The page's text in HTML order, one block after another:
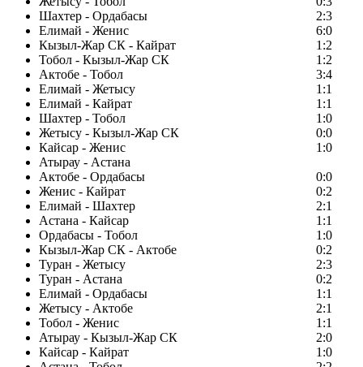
Шахтер - Ордабасы
2:3
Елимай - Женис
6:0
Кызыл-Жар СК - Кайрат
1:2
Тобол - Кызыл-Жар СК
1:2
Актобе - Тобол
3:4
Елимай - Жетысу
1:1
Елимай - Кайрат
1:1
Шахтер - Тобол
1:0
Жетысу - Кызыл-Жар СК
0:0
Кайсар - Женис
1:0
Атырау - Астана
Актобе - Ордабасы
0:0
Женис - Кайрат
0:2
Елимай - Шахтер
2:1
Астана - Кайсар
1:1
Ордабасы - Тобол
1:0
Кызыл-Жар СК - Актобе
0:2
Туран - Жетысу
2:3
Туран - Астана
0:2
Елимай - Ордабасы
1:1
Жетысу - Актобе
2:1
Тобол - Женис
1:1
Атырау - Кызыл-Жар СК
2:0
Кайсар - Кайрат
1:0